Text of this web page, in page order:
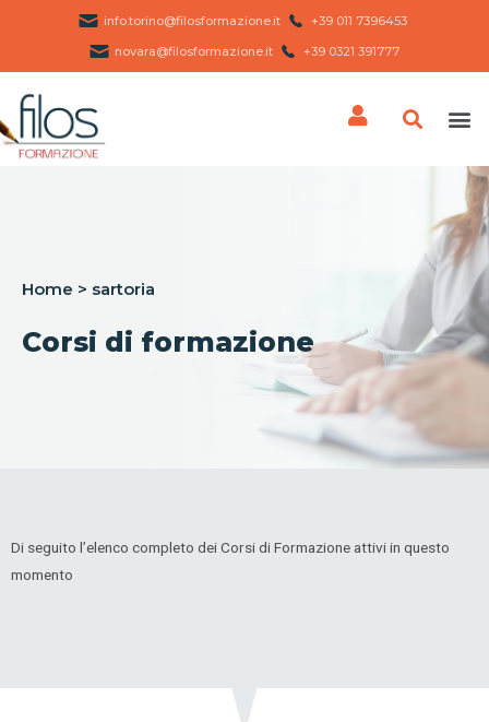
info.torino@filosformazione.it
+39 011 7396453 ​
novara@filosformazione.it
+39 0321 391777
Home > sartoria
Corsi di formazione
Di seguito l’elenco completo dei Corsi di Formazione attivi in questo
momento